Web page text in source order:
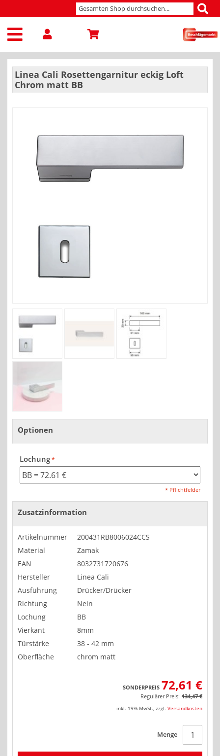
Linea Cali Rosettengarnitur eckig Loft
Chrom matt BB
Optionen
Lochung
* Pflichtfelder
Zusatzinformation
Artikelnummer
200431RB8006024CCS
Material
Zamak
EAN
8032731720676
Hersteller
Linea Cali
Ausführung
Drücker/Drücker
Richtung
Nein
Lochung
BB
Vierkant
8mm
Türstärke
38 - 42 mm
Oberfläche
chrom matt
SONDERPREIS 72,61 €
Regulärer Preis: 134,47 €
inkl. 19% MwSt., zzgl. Versandkosten
Menge